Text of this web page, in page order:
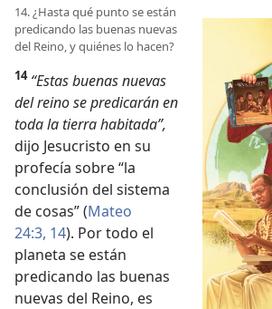
14. ¿Hasta qué punto se están
predicando las buenas nuevas
del Reino, y quiénes lo hacen?
14 “Estas buenas nuevas
del reino se predicarán en
toda la tierra habitada”,
dijo Jesucristo en su
profecía sobre “la
conclusión del sistema
de cosas” (Mateo
24:3, 14). Por todo el
planeta se están
predicando las buenas
nuevas del Reino, es